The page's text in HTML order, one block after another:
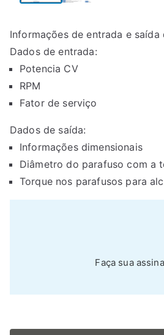
Informações de entrada e saída
Dados de entrada:
Potencia CV
RPM
Fator de serviço
Dados de saída:
Informações dimensionais
Diâmetro do parafuso com a
Torque nos parafusos para
Faça sua